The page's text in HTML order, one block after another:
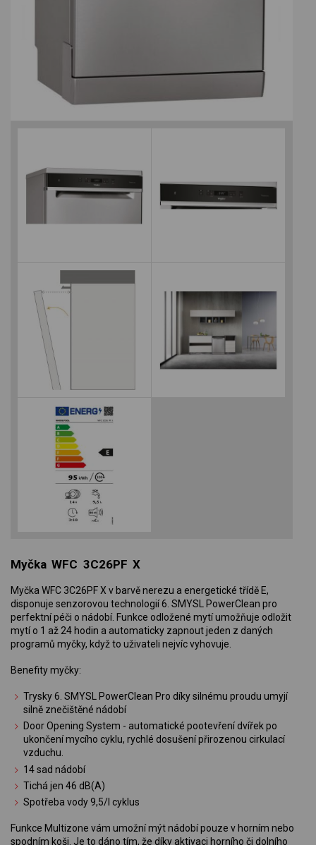
Myčka WFC 3C26PF X
Myčka WFC 3C26PF X v barvě nerezu a energetické třídě E,
disponuje senzorovou technologií 6. SMYSL PowerClean pro
perfektní péči o nádobí. Funkce odložené mytí umožňuje odložit
mytí o 1 až 24 hodin a automaticky zapnout jeden z daných
programů myčky, když to uživateli nejvíc vyhovuje.
Benefity myčky:
Trysky 6. SMYSL PowerClean Pro díky silnému proudu umyjí
silně znečištěné nádobí
Door Opening System - automatické pootevření dvířek po
ukončení mycího cyklu, rychlé dosušení přirozenou cirkulací
vzduchu.
14 sad nádobí
Tichá jen 46 dB(A)
Spotřeba vody 9,5/l cyklus
Funkce Multizone vám umožní mýt nádobí pouze v horním nebo
spodním koši. Je to dáno tím, že díky aktivaci horního či dolního